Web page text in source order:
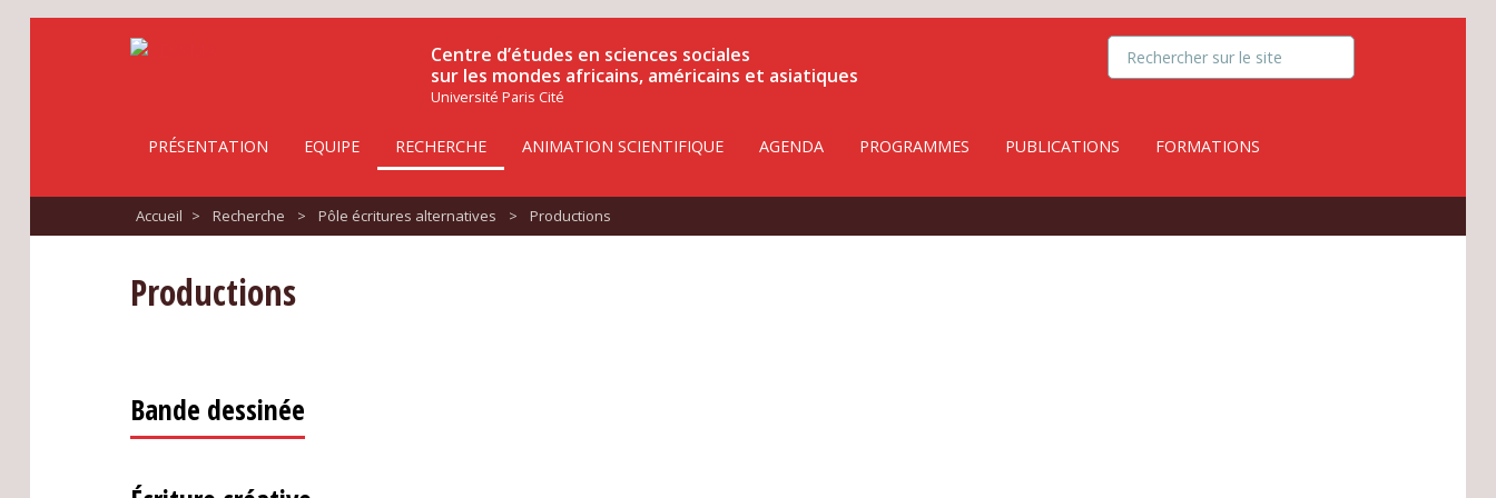
Centre d’études en sciences sociales
sur les mondes africains, américains et asiatiques
Université Paris Cité
PRÉSENTATION EQUIPE RECHERCHE ANIMATION SCIENTIFIQUE AGENDA PROGRAMMES PUBLICATIONS FORMATIONS
Accueil > Recherche > Pôle écritures alternatives > Productions
Productions
Bande dessinée